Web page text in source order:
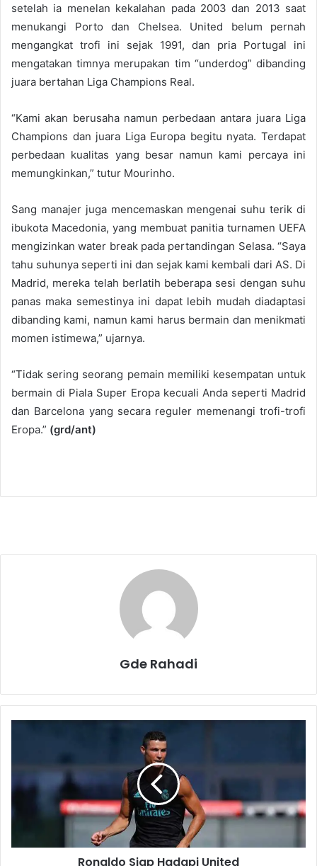
setelah ia menelan kekalahan pada 2003 dan 2013 saat
menukangi Porto dan Chelsea. United belum pernah
mengangkat trofi ini sejak 1991, dan pria Portugal ini
mengatakan timnya merupakan tim “underdog” dibanding
juara bertahan Liga Champions Real.
“Kami akan berusaha namun perbedaan antara juara Liga
Champions dan juara Liga Europa begitu nyata. Terdapat
perbedaan kualitas yang besar namun kami percaya ini
memungkinkan,” tutur Mourinho.
Sang manajer juga mencemaskan mengenai suhu terik di
ibukota Macedonia, yang membuat panitia turnamen UEFA
mengizinkan water break pada pertandingan Selasa. “Saya
tahu suhunya seperti ini dan sejak kami kembali dari AS. Di
Madrid, mereka telah berlatih beberapa sesi dengan suhu
panas maka semestinya ini dapat lebih mudah diadaptasi
dibanding kami, namun kami harus bermain dan menikmati
momen istimewa,” ujarnya.
“Tidak sering seorang pemain memiliki kesempatan untuk
bermain di Piala Super Eropa kecuali Anda seperti Madrid
dan Barcelona yang secara reguler memenangi trofi-trofi
Eropa.” (grd/ant)
Gde Rahadi
l
o
i
Ronaldo Siap Hadapi United